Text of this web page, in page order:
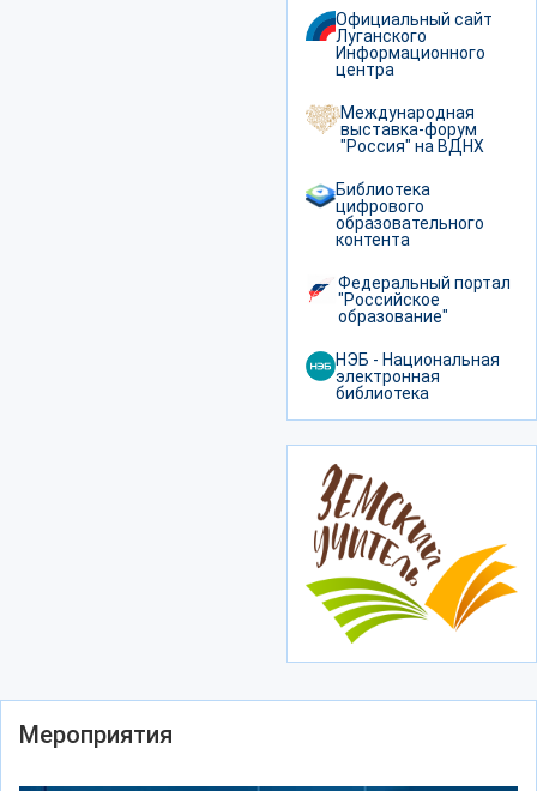
Официальный сайт
Луганского
Информационного
центра
Международная
выставка-форум
"Россия" на ВДНХ
Библиотека
цифрового
образовательного
контента
Федеральный портал
"Российское
образование"
НЭБ - Национальная
электронная
библиотека
Мероприятия